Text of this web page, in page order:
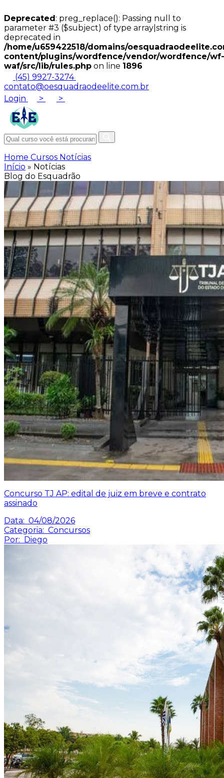
Deprecated: preg_replace(): Passing null to
parameter #3 ($subject) of type array|string is
deprecated in
/home/u659422518/domains/
content/plugins/wordfence/vendor/wordfence/wf-
waf/src/lib/rules.php on line 1896
(45) 9927-3274
contato@oesquadraodeelite.com.br
Login
> >
Home Cursos Notícias
Início » Notícias
Blog do Esquadrão
Concurso TJ AP: edital de juiz em breve e contrato
assinado
Data: 04/08/2026
Categoria: Concursos
Por: Diego